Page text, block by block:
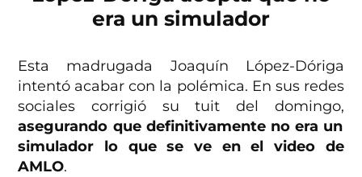
era un simulador
Esta madrugada Joaquín López-Dóriga
intentó acabar con la polémica. En sus redes
sociales corrigió su tuit del domingo,
asegurando que definitivamente no era un
simulador lo que se ve en el video de
AMLO.